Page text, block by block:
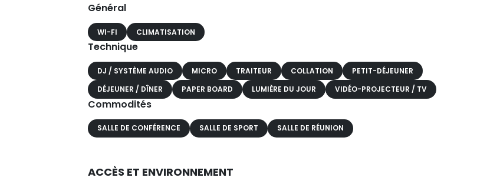
Général
WI-FI CLIMATISATION
Technique
DJ / SYSTÈME AUDIO MICRO TRAITEUR COLLATION
PETIT-DÉJEUNER
DÉJEUNER / DÎNER
PAPER BOARD LUMIÈRE DU JOUR VIDÉO-PROJECTEUR / TV
Commodités
SALLE DE CONFÉRENCE SALLE DE SPORT SALLE DE RÉUNION
ACCÈS ET ENVIRONNEMENT